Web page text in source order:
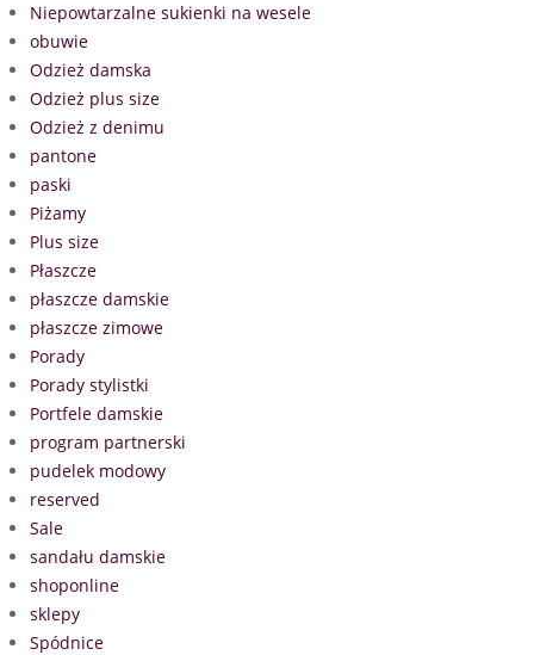
Niepowtarzalne sukienki na wesele
obuwie
Odzież damska
Odzież plus size
Odzież z denimu
pantone
paski
Piżamy
Plus size
Płaszcze
płaszcze damskie
płaszcze zimowe
Porady
Porady stylistki
Portfele damskie
program partnerski
pudelek modowy
reserved
Sale
sandału damskie
shoponline
sklepy
Spódnice